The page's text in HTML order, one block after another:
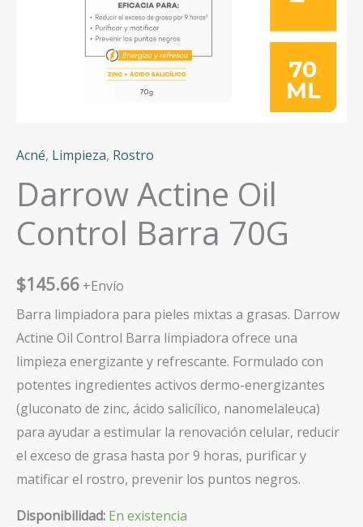
Acné, Limpieza, Rostro
Darrow Actine Oil
Control Barra 70G
$145.66 +Envío
Barra limpiadora para pieles mixtas a grasas. Darrow
Actine Oil Control Barra limpiadora ofrece una
limpieza energizante y refrescante. Formulado con
potentes ingredientes activos dermo-energizantes
(gluconato de zinc, ácido salicílico, nanomelaleuca)
para ayudar a estimular la renovación celular, reducir
el exceso de grasa hasta por 9 horas, purificar y
matificar el rostro, prevenir los puntos negros.
Disponibilidad: En existencia